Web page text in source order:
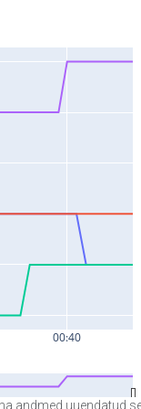
andmed uuendatud